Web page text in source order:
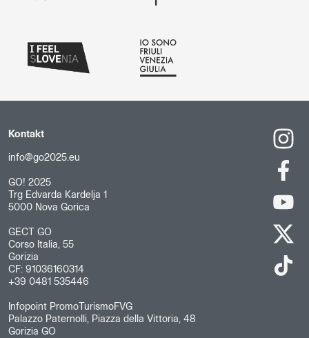
Kontakt
info@go2025.eu
GO! 2025
Trg Edvarda Kardelja 1
5000 Nova Gorica
GECT GO
Corso Italia, 55
Gorizia
CF: 91036160314
+39 0481 535446
Infopoint PromoTurismoFVG
Palazzo Paternolli, Piazza della Vittoria, 48
Gorizia GO